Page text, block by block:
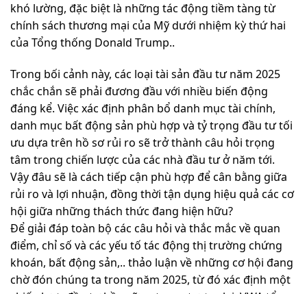
khó lường, đặc biệt là những tác động tiềm tàng từ
chính sách thương mại của Mỹ dưới nhiệm kỳ thứ hai
của Tổng thống Donald Trump..
Trong bối cảnh này, các loại tài sản đầu tư năm 2025
chắc chắn sẽ phải đương đầu với nhiều biến động
đáng kể. Việc xác định phân bổ danh mục tài chính,
danh mục bất động sản phù hợp và tỷ trọng đầu tư tối
ưu dựa trên hồ sơ rủi ro sẽ trở thành câu hỏi trọng
tâm trong chiến lược của các nhà đầu tư ở năm tới.
Vậy đâu sẽ là cách tiếp cận phù hợp để cân bằng giữa
rủi ro và lợi nhuận, đồng thời tận dụng hiệu quả các cơ
hội giữa những thách thức đang hiện hữu?
Để giải đáp toàn bộ các câu hỏi và thắc mắc về quan
điểm, chỉ số và các yếu tố tác động thị trường chứng
khoán, bất động sản,.. thảo luận về những cơ hội đang
chờ đón chúng ta trong năm 2025, từ đó xác định một